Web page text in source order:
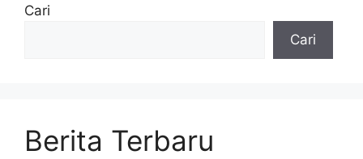
Cari
Cari
Berita Terbaru